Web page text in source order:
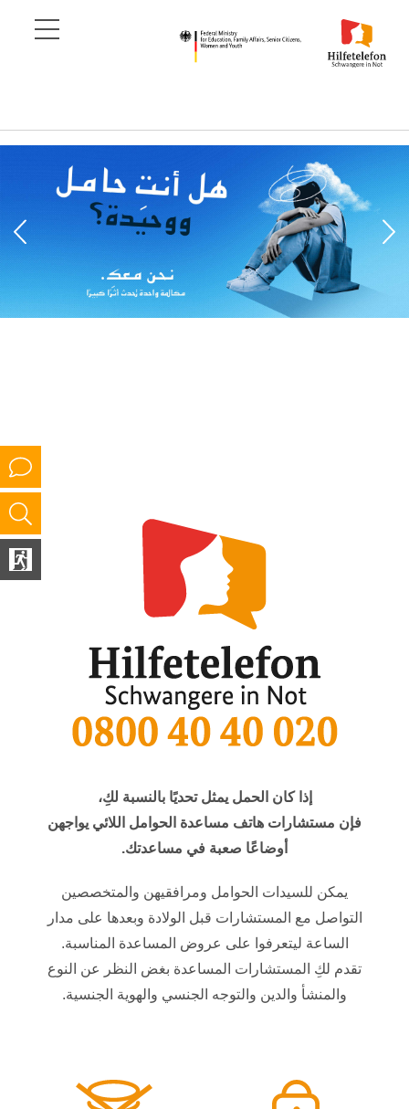
إذا كان الحمل يمثل تحديًا بالنسبة لكِ،
فإن مستشارات هاتف مساعدة الحوامل اللائي يواجهن
أوضاعًا صعبة في مساعدتك.
يمكن للسيدات الحوامل ومرافقيهن والمتخصصين
التواصل مع المستشارات قبل الولادة وبعدها على مدار
الساعة ليتعرفوا على عروض المساعدة المناسبة.
تقدم لكِ المستشارات المساعدة بغض النظر عن النوع
والمنشأ والدين والتوجه الجنسي والهوية الجنسية.